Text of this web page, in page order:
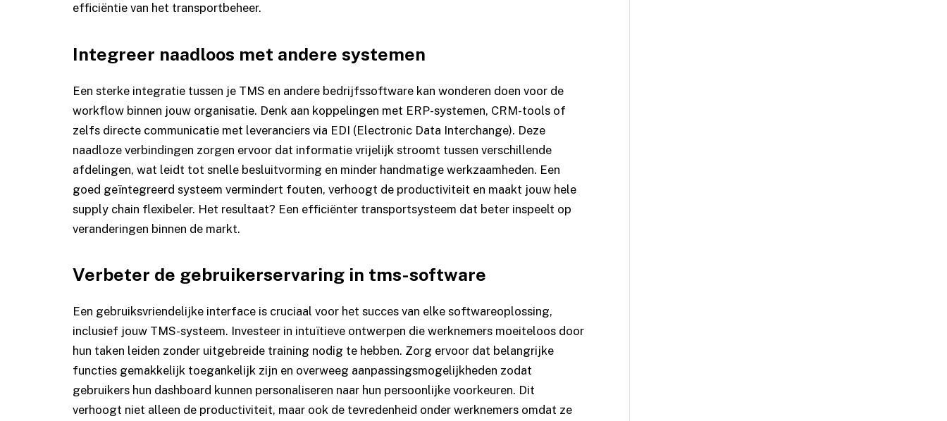
efficiëntie van het transportbeheer.
Integreer naadloos met andere systemen
Een sterke integratie tussen je TMS en andere bedrijfssoftware kan wonderen doen voor de
workflow binnen jouw organisatie. Denk aan koppelingen met ERP-systemen, CRM-tools of
zelfs directe communicatie met leveranciers via EDI (Electronic Data Interchange). Deze
naadloze verbindingen zorgen ervoor dat informatie vrijelijk stroomt tussen verschillende
afdelingen, wat leidt tot snelle besluitvorming en minder handmatige werkzaamheden. Een
goed geïntegreerd systeem vermindert fouten, verhoogt de productiviteit en maakt jouw hele
supply chain flexibeler. Het resultaat? Een efficiënter transportsysteem dat beter inspeelt op
veranderingen binnen de markt.
Verbeter de gebruikerservaring in tms-software
Een gebruiksvriendelijke interface is cruciaal voor het succes van elke softwareoplossing,
inclusief jouw TMS-systeem. Investeer in intuïtieve ontwerpen die werknemers moeiteloos door
hun taken leiden zonder uitgebreide training nodig te hebben. Zorg ervoor dat belangrijke
functies gemakkelijk toegankelijk zijn en overweeg aanpassingsmogelijkheden zodat
gebruikers hun dashboard kunnen personaliseren naar hun persoonlijke voorkeuren. Dit
verhoogt niet alleen de productiviteit, maar ook de tevredenheid onder werknemers omdat ze